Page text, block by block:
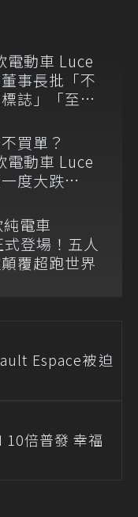
電動車 Luce
事長批「不
誌」「至少
買單？
電動車 Luce
度大跌
電車
式登場！五人
覆超跑世界
Espace被迫
10倍普發 幸福